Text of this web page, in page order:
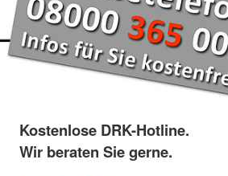
Kostenlose DRK-Hotline.
Wir beraten Sie gerne.